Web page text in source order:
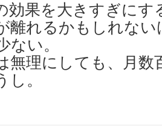
効果を大きすぎに
離れるかもしれな
ない。
無理にしても、月数
し。